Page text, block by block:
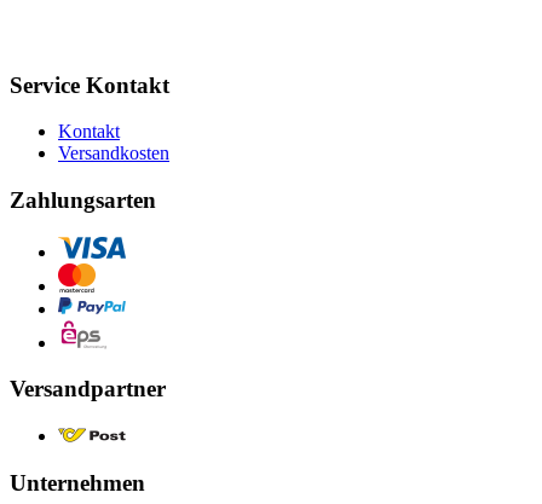
Service Kontakt
Kontakt
Versandkosten
Zahlungsarten
Versandpartner
Unternehmen